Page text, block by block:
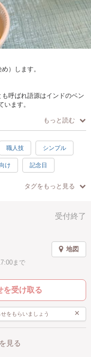
）します。
呼ばれ語源はインドのベン
ます。
も使用されてきました。
しないで環境にも体にも
いきます。
サイズのゆったり靴下で
心地よい素材です。
クスに活躍します。
です。
もっと読む
職人技 シンプル
け 記念日
素敵
タグをもっと見る
受付終了
まで
地図
を受け取る
をもらいましょう ×
見る